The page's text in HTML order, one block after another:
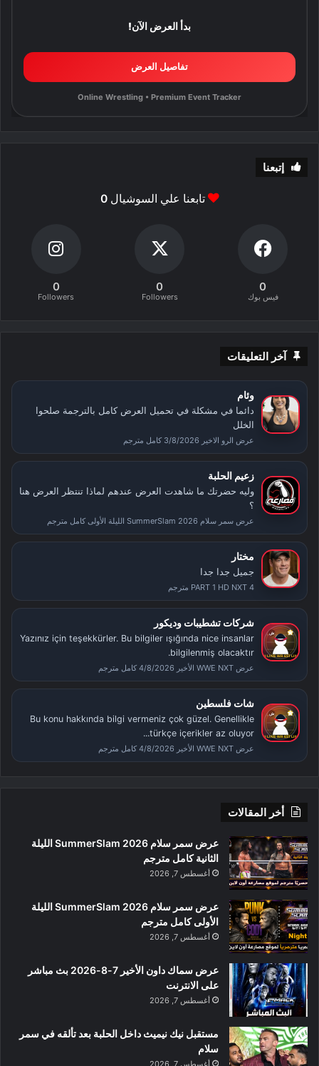
بدأ العرض الآن!
تفاصيل العرض
Online Wrestling • Premium Event Tracker
إتبعنا
تابعنا علي السوشيال0
0
فيس بوك
0
Followers
0
Followers
آخر التعليقات
وئام
دائما في مشكلة في تحميل العرض كامل بالترجمة صلحوا
الخلل
عرض الرو الاخير 3/8/2026 كامل مترجم
زعيم الحلبة
وليه حضرتك ما شاهدت العرض عندهم لماذا تنتظر العرض هنا
؟
عرض سمر سلام SummerSlam 2026 الليلة الأولى كامل مترجم
مختار
جميل جدا جدا
PART 1 HD NXT 4 مترجم
شركات تشطيبات وديكور
Yazınız için teşekkürler. Bu bilgiler ışığında nice insanlar
bilgilenmiş olacaktır.
عرض WWE NXT الأخير 4/8/2026 كامل مترجم
شات فلسطين
Bu konu hakkında bilgi vermeniz çok güzel. Genellikle
türkçe içerikler az oluyor...
عرض WWE NXT الأخير 4/8/2026 كامل مترجم
أخر المقالات
عرض سمر سلام SummerSlam 2026 الليلة
الثانية كامل مترجم
أغسطس 7, 2026
عرض سمر سلام SummerSlam 2026 الليلة
الأولى كامل مترجم
أغسطس 7, 2026
عرض سماك داون الأخير 7-8-2026 بث مباشر
على الانترنت
أغسطس 7, 2026
مستقبل نيك نيميث داخل الحلبة بعد تألقه في سمر
سلام
أغسطس 7, 2026